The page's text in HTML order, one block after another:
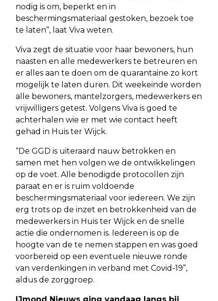
nodig is om, beperkt en in
beschermingsmateriaal gestoken, bezoek toe
te laten”, laat Viva weten.
Viva zegt de situatie voor haar bewoners, hun
naasten en alle medewerkers te betreuren en
er alles aan te doen om de quarantaine zo kort
mogelijk te laten duren. Dit weekeinde worden
alle bewoners, mantelzorgers, medewerkers en
vrijwilligers getest. Volgens Viva is goed te
achterhalen wie er met wie contact heeft
gehad in Huis ter Wijck.
“De GGD is uiteraard nauw betrokken en
samen met hen volgen we de ontwikkelingen
op de voet. Alle benodigde protocollen zijn
paraat en er is ruim voldoende
beschermingsmateriaal voor iedereen. We zijn
erg trots op de inzet en betrokkenheid van de
medewerkers in Huis ter Wijck en de snelle
actie die ondernomen is. Iedereen is op de
hoogte van de te nemen stappen en was goed
voorbereid op een eventuele nieuwe ronde
van verdenkingen in verband met Covid-19”,
aldus de zorggroep.